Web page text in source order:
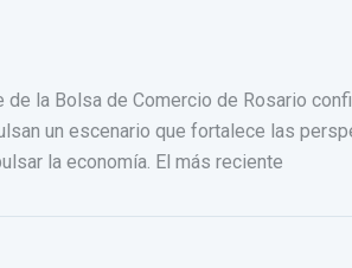
de la Bolsa de Comercio de Rosario
un escenario que fortalece las
la economía. El más reciente